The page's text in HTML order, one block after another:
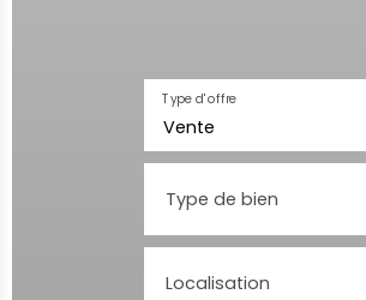
Vente
Type d'offre
Type de bien
Localisation